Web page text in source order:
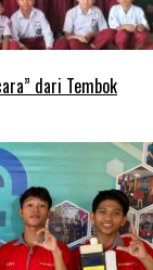
dari Tembok